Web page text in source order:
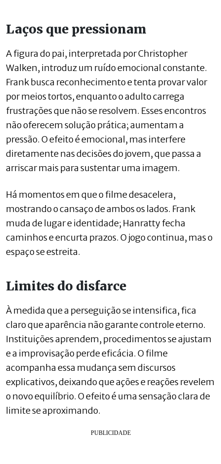
Laços que pressionam
A figura do pai, interpretada por Christopher
Walken, introduz um ruído emocional constante.
Frank busca reconhecimento e tenta provar valor
por meios tortos, enquanto o adulto carrega
frustrações que não se resolvem. Esses encontros
não oferecem solução prática; aumentam a
pressão. O efeito é emocional, mas interfere
diretamente nas decisões do jovem, que passa a
arriscar mais para sustentar uma imagem.
Há momentos em que o filme desacelera,
mostrando o cansaço de ambos os lados. Frank
muda de lugar e identidade; Hanratty fecha
caminhos e encurta prazos. O jogo continua, mas o
espaço se estreita.
Limites do disfarce
À medida que a perseguição se intensifica, fica
claro que aparência não garante controle eterno.
Instituições aprendem, procedimentos se ajustam
e a improvisação perde eficácia. O filme
acompanha essa mudança sem discursos
explicativos, deixando que ações e reações revelem
o novo equilíbrio. O efeito é uma sensação clara de
limite se aproximando.